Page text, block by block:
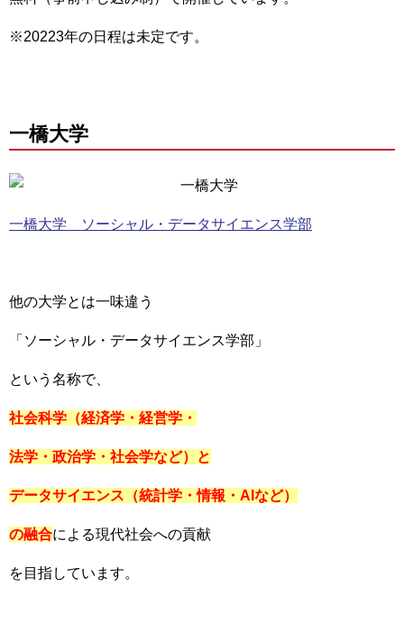
※20223年の日程は未定です。
一橋大学
一橋大学 ソーシャル・データサイエンス学部
他の大学とは一味違う
「ソーシャル・データサイエンス学部」
という名称で、
社会科学（経済学・経営学・
法学・政治学・社会学など） と
データサイエンス（統計学・情報・AIなど）
の融合による現代社会への貢献
を目指しています。